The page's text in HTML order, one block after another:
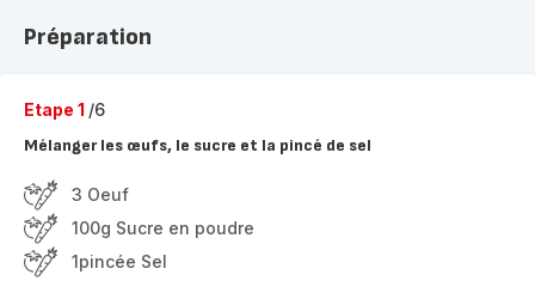
Préparation
Etape 1 /6
Mélanger les œufs, le sucre et la pincé de sel
3 Oeuf
100g Sucre en poudre
1pincée Sel